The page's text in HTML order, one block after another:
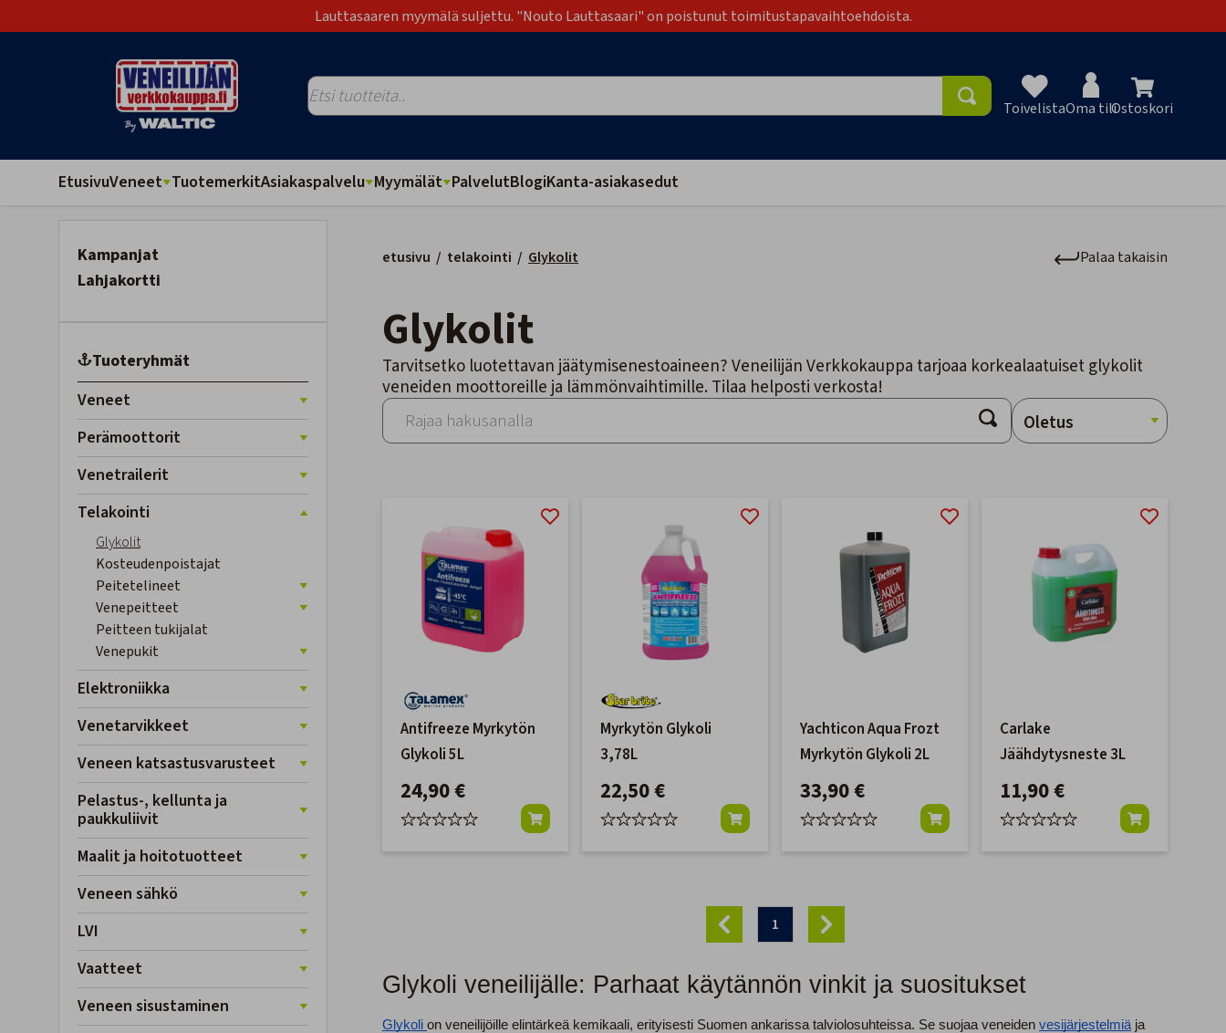
Lauttasaaren myymälä suljettu. "Nouto Lauttasaari" on poistunut toimitustapavaihtoehdoista.
ToivelistaOma tiliOstoskori
EtusivuVeneet TuotemerkitAsiakaspalvelu Myymälät PalvelutBlogiKanta-asiakasedut
Kampanjat
Lahjakortti
Tuoteryhmät
Veneet
Perämoottorit
Venetrailerit
Telakointi
Glykolit
Kosteudenpoistajat
Peitetelineet
Venepeitteet
Peitteen tukijalat
Venepukit
Elektroniikka
Venetarvikkeet
Veneen katsastusvarusteet
Pelastus-, kellunta ja
paukkuliivit
Maalit ja hoitotuotteet
Veneen sähkö
LVI
Vaatteet
Veneen sisustaminen
etusivu / telakointi / Glykolit Palaa takaisin
Glykolit
Tarvitsetko luotettavan jäätymisenestoaineen? Veneilijän Verkkokauppa tarjoaa korkealaatuiset glykolit
veneiden moottoreille ja lämmönvaihtimille. Tilaa helposti verkosta!
Antifreeze Myrkytön
Glykoli 5L
24,90 €
Myrkytön Glykoli
3,78L
22,50 €
Yachticon Aqua Frozt
Myrkytön Glykoli 2L
33,90 €
Carlake
Jäähdytysneste 3L
11,90 €
1
Glykoli veneilijälle: Parhaat käytännön vinkit ja suositukset
Glykoli on veneilijöille elintärkeä kemikaali, erityisesti Suomen ankarissa talviolosuhteissa. Se suojaa veneiden vesijärjestelmiä ja